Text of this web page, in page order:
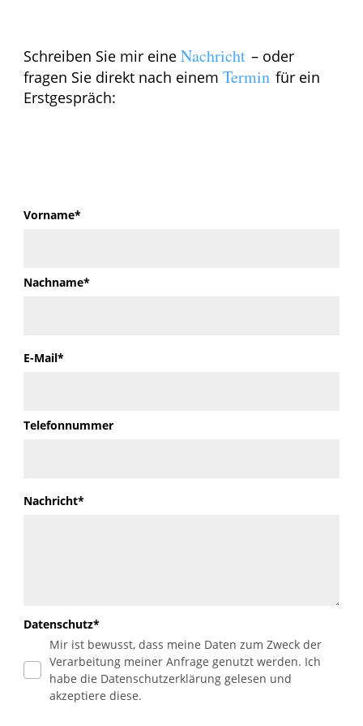
Schreiben Sie mir eine Nachricht – oder
fragen Sie direkt nach einem Termin für ein
Erstgespräch:
Vorname*
Nachname*
E-Mail*
Telefonnummer
Nachricht*
Datenschutz*
Mir ist bewusst, dass meine Daten zum Zweck der
Verarbeitung meiner Anfrage genutzt werden. Ich
habe die Datenschutzerklärung gelesen und
akzeptiere diese.